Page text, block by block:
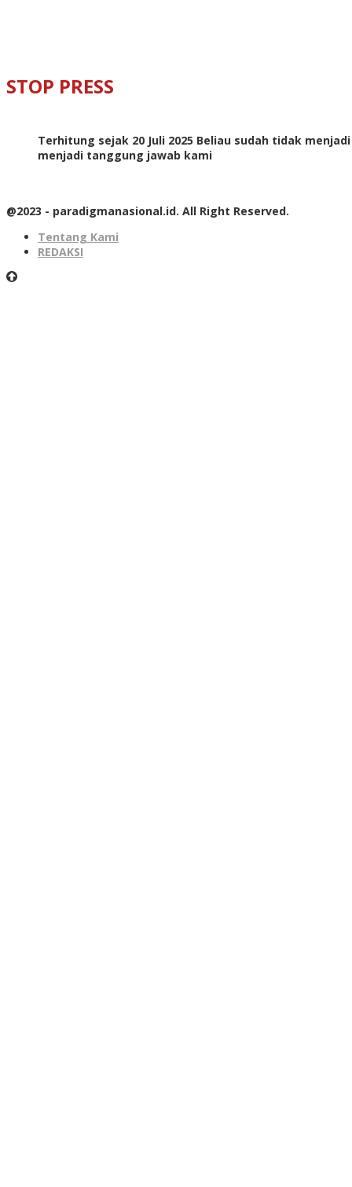
STOP PRESS
Terhitung sejak 20 Juli 2025 Beliau sudah tidak
menjadi tanggung jawab kami
@2023 - paradigmanasional.id. All Right Reserved.
Tentang Kami
REDAKSI